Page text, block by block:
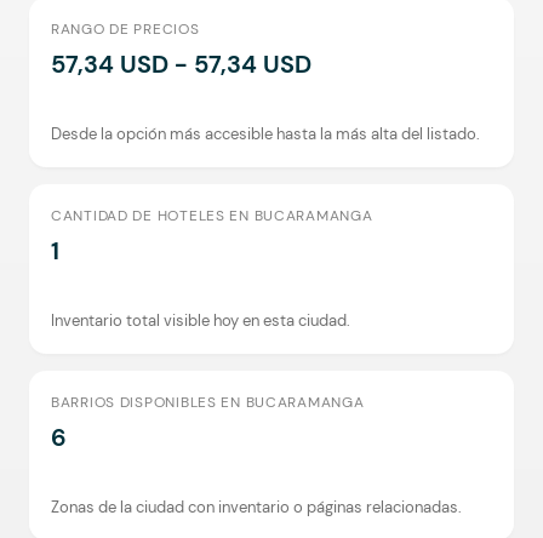
RANGO DE PRECIOS
57,34 USD - 57,34 USD
Desde la opción más accesible hasta la más alta del listado.
CANTIDAD DE HOTELES EN BUCARAMANGA
1
Inventario total visible hoy en esta ciudad.
BARRIOS DISPONIBLES EN BUCARAMANGA
6
Zonas de la ciudad con inventario o páginas relacionadas.